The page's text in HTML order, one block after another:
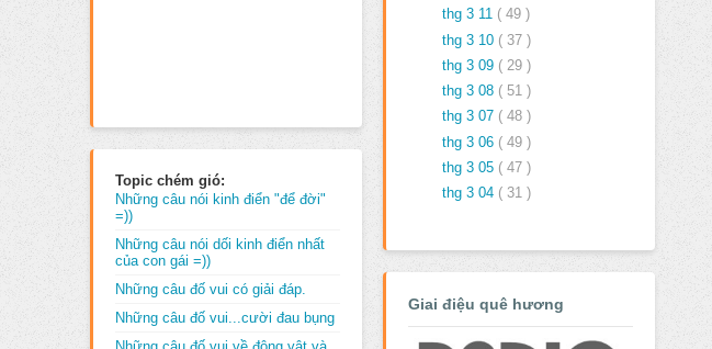
Topic chém gió:
Những câu nói kinh điển "để đời"
=))
Những câu nói dối kinh điển nhất
của con gái =))
Những câu đố vui có giải đáp.
Những câu đố vui...cười đau bụng
thg 3 11 ( 49 )
thg 3 10 ( 37 )
thg 3 09 ( 29 )
thg 3 08 ( 51 )
thg 3 07 ( 48 )
thg 3 06 ( 49 )
thg 3 05 ( 47 )
thg 3 04 ( 31 )
Giai điệu quê hương